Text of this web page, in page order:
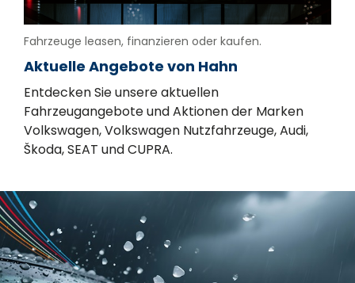
Fahrzeuge leasen, finanzieren oder kaufen.
Aktuelle Angebote von Hahn
Entdecken Sie unsere aktuellen
Fahrzeugangebote und Aktionen der Marken
Volkswagen, Volkswagen Nutzfahrzeuge, Audi,
Škoda, SEAT und CUPRA.